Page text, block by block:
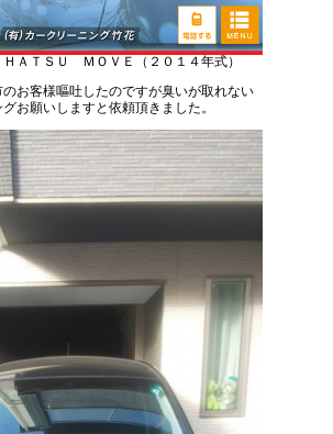
ブ 嘔吐トラブル処理車内清掃
ＨＡＴＳＵ ＭＯＶＥ（２０１４年式）
お客様嘔吐したのですが臭いが取れない
お願いしますと依頼頂きました。